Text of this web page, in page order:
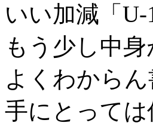
いい加減「
もう少し中
よくわから
手にとって